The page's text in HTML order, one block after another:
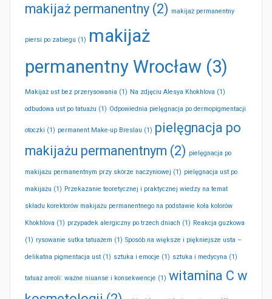
makijaż permanentny (2) makijaż permanentny
piersi po zabiegu (1) makijaż
permanentny Wrocław (3)
Makijaż ust bez przerysowania (1) Na zdjęciu Alesya Khokhlova (1)
odbudowa ust po tatuażu (1) Odpowiednia pielęgnacja po dermopigmentacji
otoczki (1) permanent Make-up Breslau (1) pielęgnacja po
makijażu permanentnym (2) pielęgnacja po
makijażu permanentnym przy skórze naczyniowej (1) pielęgnacja ust po
makijażu (1) Przekazanie teoretycznej i praktycznej wiedzy na temat
składu korektorów makijażu permanentnego na podstawie koła kolorów
Khokhlova (1) przypadek alergiczny po trzech dniach (1) Reakcja guzkowa
(1) rysowanie sutka tatuażem (1) Sposób na większe i piękniejsze usta –
delikatna pigmentacja ust (1) sztuka i emocje (1) sztuka i medycyna (1)
tatuaż areoli: ważne niuanse i konsekwencje (1) witamina C w